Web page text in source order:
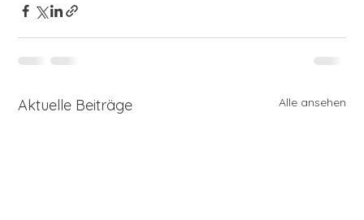
Aktuelle Beiträge Alle ansehen